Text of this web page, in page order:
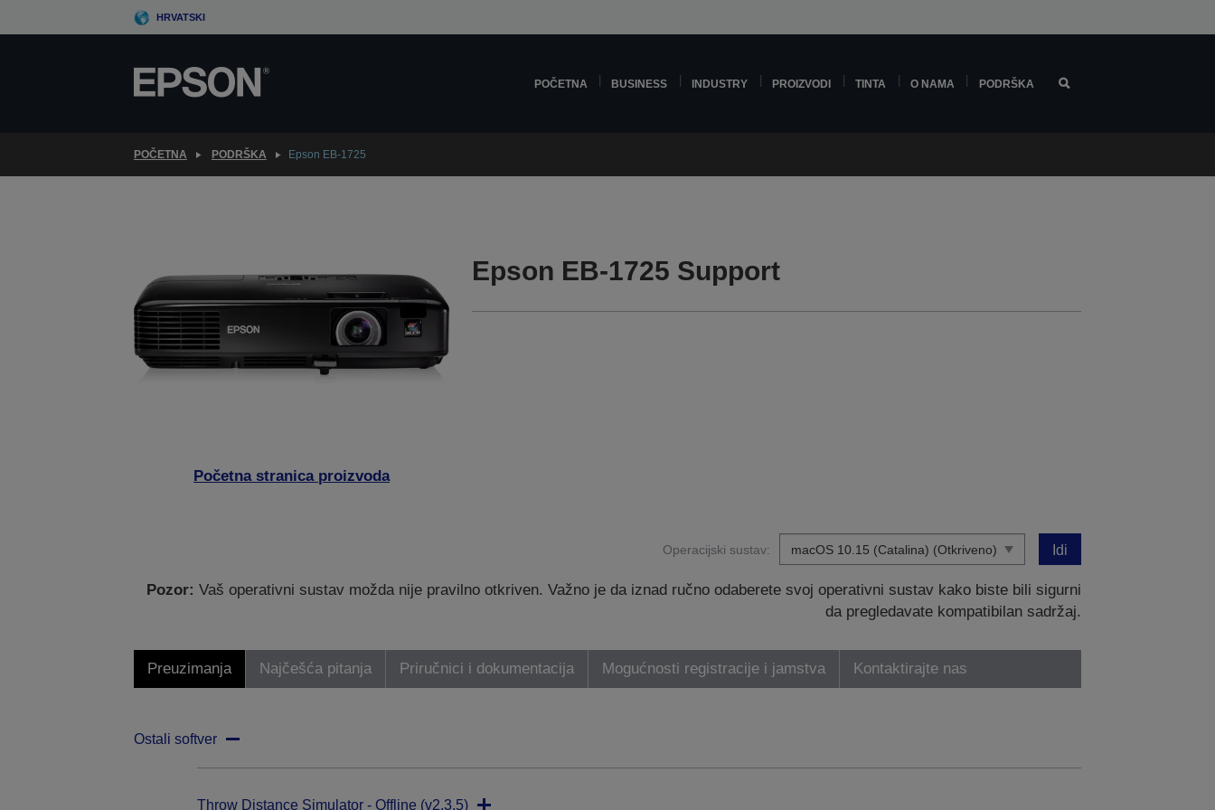
to
HRVATSKI
POČETNA BUSINESS INDUSTRY PROIZVODI TINTA O NAMA PODRŠKA
POČETNA PODRŠKA Epson EB-1725
Početna stranica proizvoda
Epson EB-1725 Support
Operacijski sustav: Idi
Pozor: Vaš operativni sustav možda nije pravilno otkriven. Važno je da iznad ručno odaberete svoj operativni sustav kako biste bili sigurni
da pregledavate kompatibilan sadržaj.
Preuzimanja Najčešća pitanja Priručnici i dokumentacija Mogućnosti registracije i jamstva Kontaktirajte nas
Ostali softver
Throw Distance Simulator - Offline (v2.3.5)